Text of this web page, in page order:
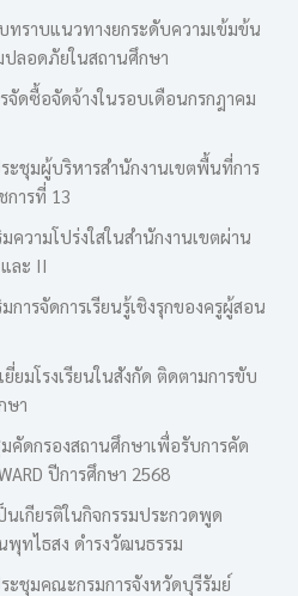
ทราบแนวทางยกระดับความเข้มข้น
ปลอดภัยในสถานศึกษา
จัดซื้อจัดจ้างในรอบเดือนกรกฎาคม
ะชุมผู้บริหารสำนักงานเขตพื้นที่การ
การที่ 13
ความโปร่งใสในสำนักงานเขตผ่าน
ละ II
การจัดการเรียนรู้เชิงรุกของครูผู้สอน
ยมโรงเรียนในสังกัด ติดตามการขับ
ษา
คัดกรองสถานศึกษาเพื่อรับการคัด
ปีการศึกษา 2568
เกียรติในกิจกรรมประกวดพูด
ทไธสง ดำรงวัฒนธรรม
ะชุมคณะกรมการจังหวัดบุรีรัมย์